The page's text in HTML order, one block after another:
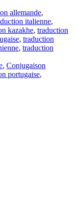
allemande,
italienne,
kazakhe, traduction
, traduction
, traduction
, Conjugaison
portugaise,